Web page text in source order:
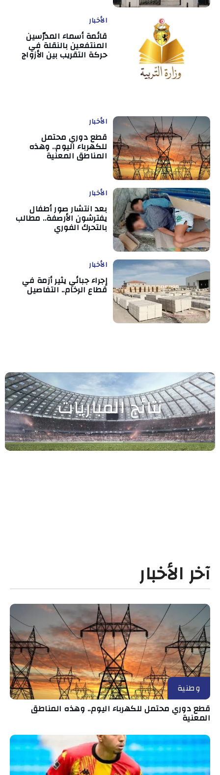
الأخبار
قائمة أسماء المدرّسين
المنتفعين بالنقلة في
حركة التقريب بين الأزواج
الأخبار
قطع دوري محتمل
للكهرباء اليوم.. وهذه
المناطق المعنية
الأخبار
بعد انتشار صور أطفال
يفترشون الأرصفة.. مطالب
بالتحرك الفوري
الأخبار
إجراء جبائي يثير أزمة في
قطاع الرخام.. التفاصيل
نتائج المباريات
آخر الأخبار
وطنية
قطع دوري محتمل للكهرباء اليوم.. وهذه المناطق
المعنية